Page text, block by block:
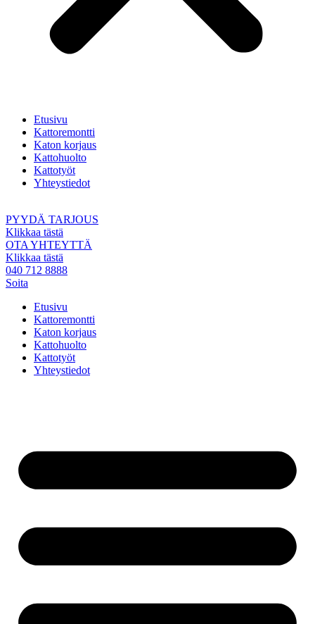
Etusivu
Kattoremontti
Katon korjaus
Kattohuolto
Kattotyöt
Yhteystiedot
PYYDÄ TARJOUS
Klikkaa tästä
OTA YHTEYTTÄ
Klikkaa tästä
040 712 8888
Soita
Etusivu
Kattoremontti
Katon korjaus
Kattohuolto
Kattotyöt
Yhteystiedot